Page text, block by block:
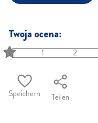
Twoja ocena:
1 2
Speichern Teilen